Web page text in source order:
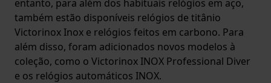
entanto, para além dos habituais relógios em aço,
também estão disponíveis relógios de titânio
Victorinox Inox e relógios feitos em carbono. Para
além disso, foram adicionados novos modelos à
coleção, como o Victorinox INOX Professional Diver
e os relógios automáticos INOX.